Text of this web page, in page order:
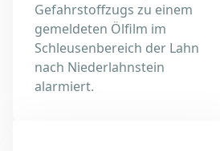
Gefahrstoffzugs zu einem
gemeldeten Ölfilm im
Schleusenbereich der Lahn
nach Niederlahnstein
alarmiert.